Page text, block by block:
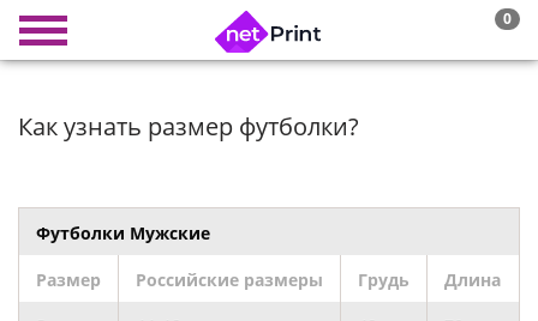
0
Как узнать размер футболки?
Футболки Мужские
Размер Российские размеры Грудь Длина